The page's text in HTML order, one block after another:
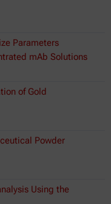
Parameters
mAb Solutions
of Gold
Powder
Using the